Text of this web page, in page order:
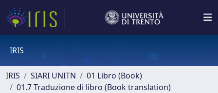
IRIS
IRIS SIARI UNITN
01 Libro (Book)
01.7 Traduzione di libro (Book translation)